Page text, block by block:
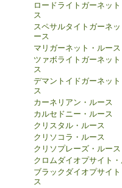
ロードライトガーネッ
ス
スペサルタイトガーネ
ース
マリガーネット・ルース
ツァボライトガーネッ
ス
デマントイドガーネッ
ス
カーネリアン・ルース
カルセドニー・ルース
クリスタル・ルース
クリソコラ・ルース
クリソプレーズ・ルース
クロムダイオプサイト
ブラックダイオプサイ
ス